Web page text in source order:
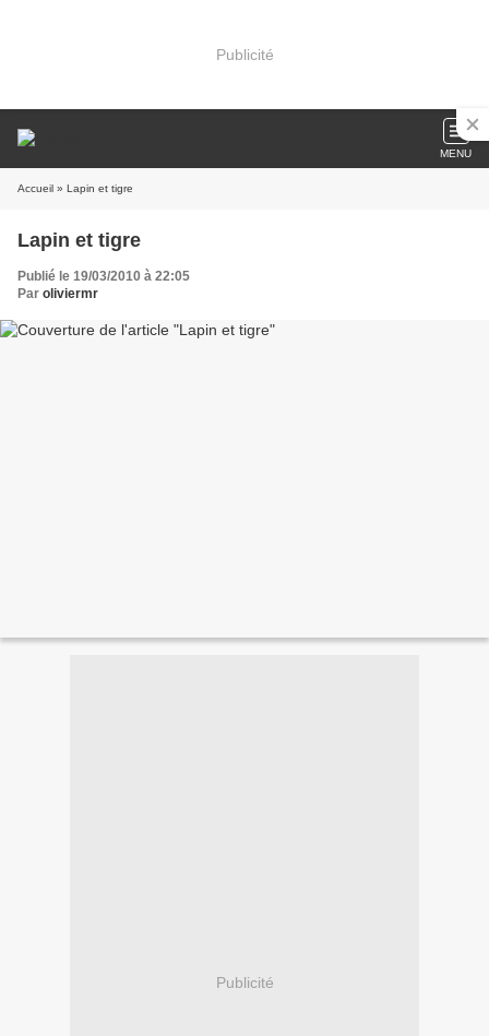
Publicité
MENU
Accueil » Lapin et tigre
Lapin et tigre
Publié le 19/03/2010 à 22:05
Par oliviermr
Publicité